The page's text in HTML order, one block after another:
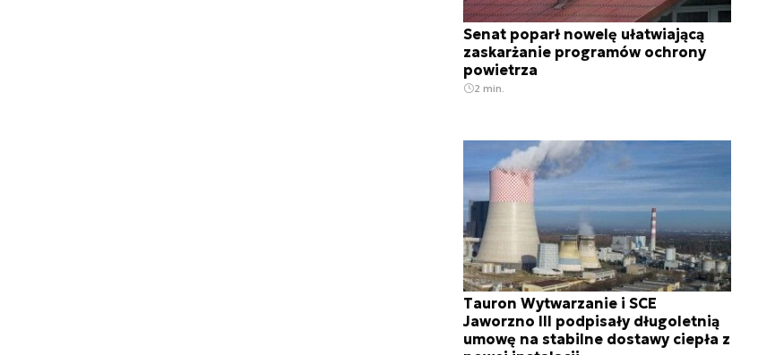
Senat poparł nowelę ułatwiającą
zaskarżanie programów ochrony
powietrza
2 min.
Tauron Wytwarzanie i SCE
Jaworzno III podpisały długoletnią
umowę na stabilne dostawy ciepła z